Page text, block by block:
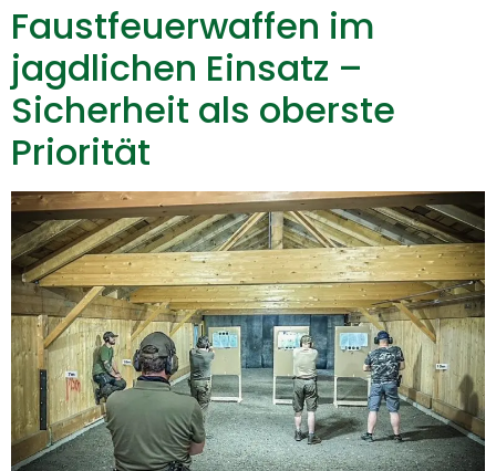
Faustfeuerwaffen im
jagdlichen Einsatz –
Sicherheit als oberste
Priorität